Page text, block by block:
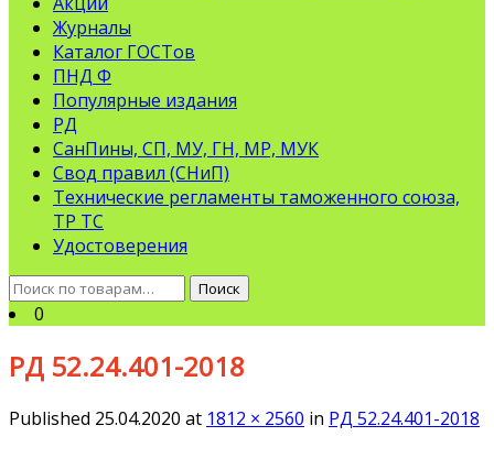
Журналы
Каталог ГОСТов
ПНД Ф
Популярные издания
РД
СанПины, СП, МУ, ГН, МР, МУК
Свод правил (СНиП)
Технические регламенты таможенного союза,
ТР ТС
Удостоверения
Искать:
Поиск
0
РД 52.24.401-2018
Published 25.04.2020 at 1812 × 2560 in РД 52.24.401-2018